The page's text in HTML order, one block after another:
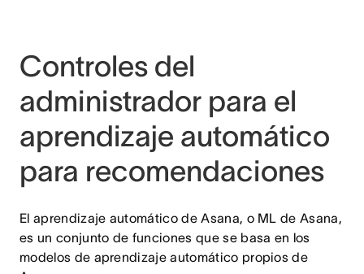
Controles del
administrador para el
aprendizaje automático
para recomendaciones
El aprendizaje automático de Asana, o ML de Asana,
es un conjunto de funciones que se basa en los
modelos de aprendizaje automático propios de